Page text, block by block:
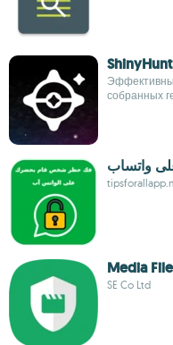
ShinyHunt
собранных
واتساب
Media
SE Co Ltd